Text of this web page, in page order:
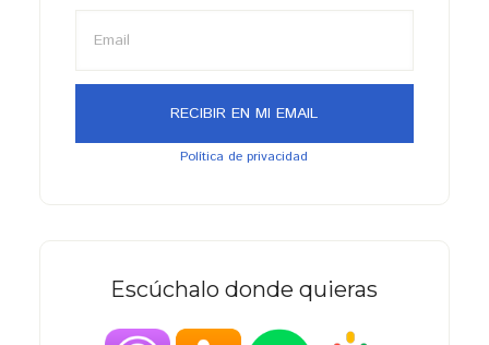
Política de privacidad
Escúchalo donde quieras